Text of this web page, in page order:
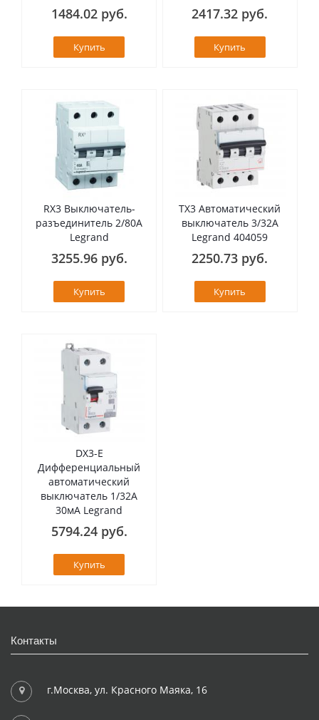
1484.02 руб.
Купить
2417.32 руб.
Купить
RX3 Выключатель-
разъединитель 2/80А
Legrand
3255.96 руб.
Купить
TX3 Автоматический
выключатель 3/32А
Legrand 404059
2250.73 руб.
Купить
DX3-E
Дифференциальный
автоматический
выключатель 1/32А
30мА Legrand
5794.24 руб.
Купить
Контакты
г.Москва, ул. Красного Маяка, 16